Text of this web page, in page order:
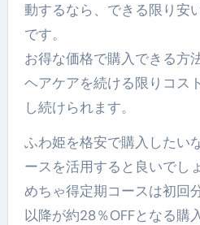
動するなら、できる限り安
です。
お得な価格で購入できる方
ヘアケアを続ける限りコス
し続けられます。
ふわ姫を格安で購入したい
ースを活用すると良いでしょ
めちゃ得定期コースは初回
以降が約28％OFFとなる購